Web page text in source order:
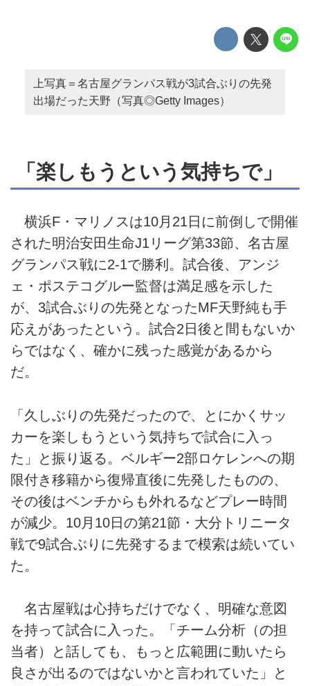
上写真＝名古屋グランパス戦が3試合ぶりの先発
出場だった天野（写真◎Getty Images）
「楽しもうという気持ちで」
横浜F・マリノスは10月21日に前倒しで開催
された明治安田生命J1リーグ第33節、名古屋
グランパス戦に2-1で勝利。試合後、アンジ
ェ・ポステコグルー監督は満足感を示した
が、3試合ぶりの先発となったMF天野純も手
応えがあったという。試合2日後と間もないか
らではなく、確かに残った感覚があるから
だ。
「久しぶりの先発だったので、とにかくサッ
カーを楽しもうという気持ちで試合に入っ
た」と振り返る。ベルギー2部ロケレンへの期
限付き移籍から復帰直後に先発したものの、
その後はベンチからも外れるなどプレー時間
が減少。10月10日の第21節・大分トリニータ
戦で9試合ぶりに先発するまで模索は続いてい
た。
名古屋戦は心持ちだけでなく、明確な意図
を持って試合に入った。「チーム分析（の担
当者）と話しても、もっと広範囲に動いたら
良さが出るのではないかと言われていた」と